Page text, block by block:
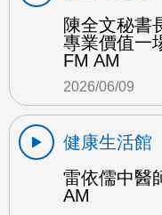
陳全文秘書
專業價值一
FM AM
2026/06/09
健康生活館
雷依儒中醫
AM